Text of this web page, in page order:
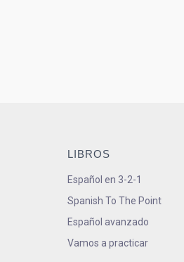
LIBROS
Español en 3-2-1
Spanish To The Point
Español avanzado
Vamos a practicar